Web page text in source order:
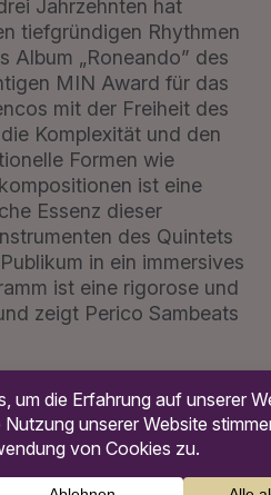
Jahrzehnten hat
tiefgründigen Rhythmen
Album „Roneando” des
MIN Award für das
mit der Freiheit des
Komplexität und den
Formen wie
ist eine
Essenz dieser
des Quintets
in ein immersives
ist eine rigorose und
zeigt Perico Sambeats